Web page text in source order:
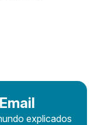
explicados